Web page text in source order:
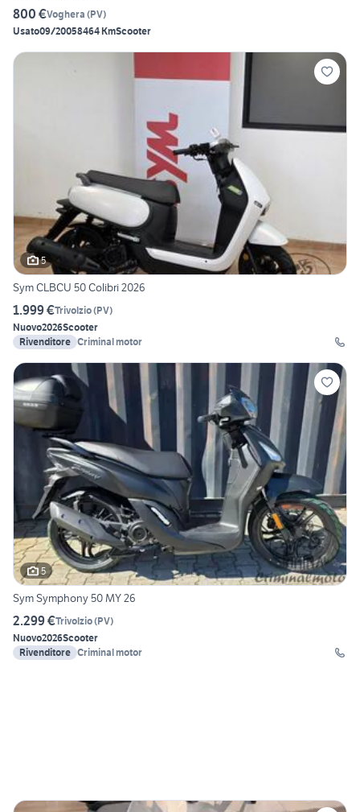
800 €Voghera (PV)
Usato09/20058464 KmScooter
5
Sym CLBCU 50 Colibri 2026
1.999 €Trivolzio(PV)
Nuovo2026Scooter
Rivenditore Criminal motor
5
Sym Symphony 50 MY 26
2.299 €Trivolzio(PV)
Nuovo2026Scooter
Rivenditore Criminal motor